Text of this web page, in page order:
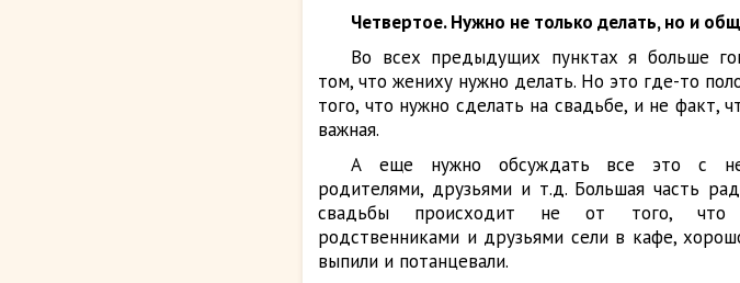
Четвертое. Нужно не только делать, но и
Во всех предыдущих пунктах я больше
том, что жениху нужно делать. Но это где-то
того, что нужно сделать на свадьбе, и не факт,
важная.
А еще нужно обсуждать все это с
родителями, друзьями и т.д. Большая часть
свадьбы происходит не от того,
родственниками и друзьями сели в кафе,
выпили и потанцевали.